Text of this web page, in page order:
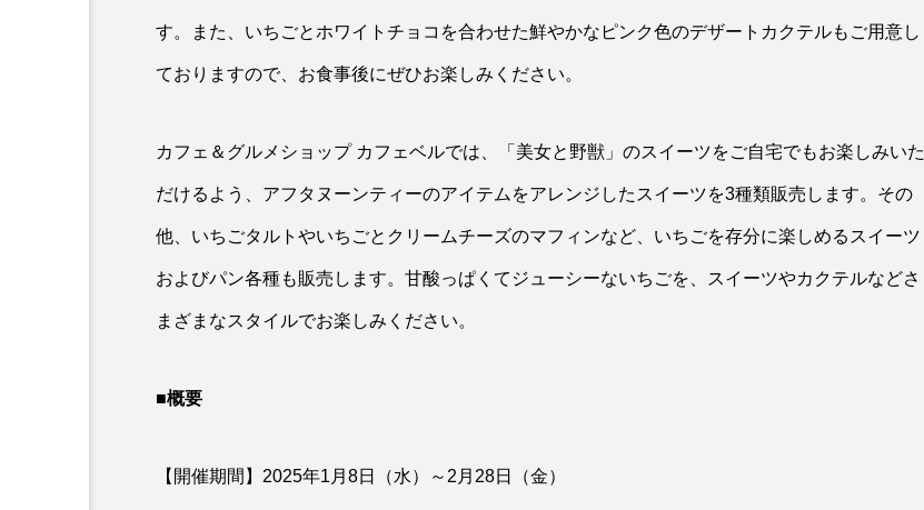
す。また、いちごとホワイトチョコを合わせた鮮やかなピンク色のデザートカクテルもご用意し
ておりますので、お食事後にぜひお楽しみください。
カフェ＆グルメショップ カフェベルでは、「美女と野獣」のスイーツをご自宅でもお楽しみいた
だけるよう、アフタヌーンティーのアイテムをアレンジしたスイーツを3種類販売します。その
他、いちごタルトやいちごとクリームチーズのマフィンなど、いちごを存分に楽しめるスイーツ
およびパン各種も販売します。甘酸っぱくてジューシーないちごを、スイーツやカクテルなどさ
まざまなスタイルでお楽しみください。
■概要
【開催期間】2025年1月8日（水）～2月28日（金）